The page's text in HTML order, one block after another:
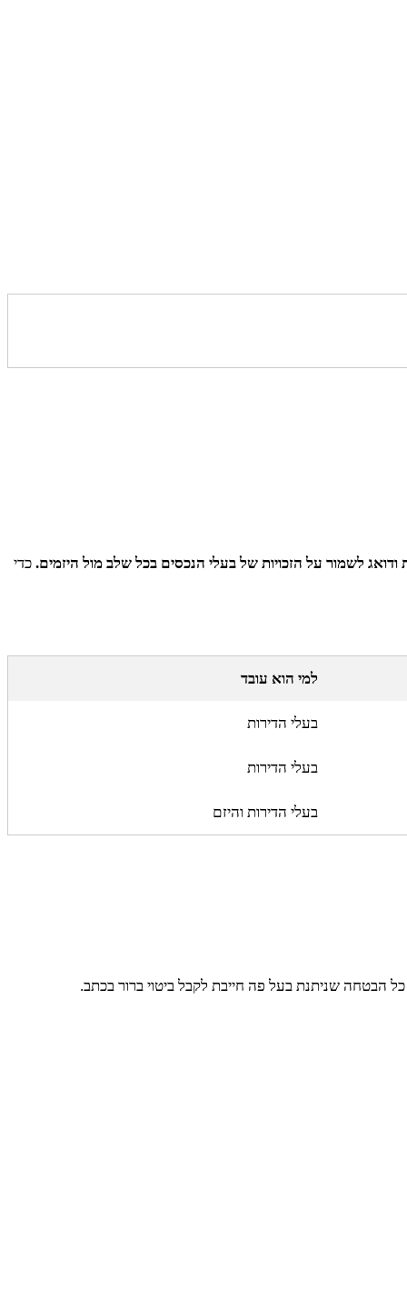
לשמור על הזכויות של בעלי הנכסים בכל שלב מול היזמים. כדי
למי הוא עובד
בעלי הדירות
בעלי הדירות
בעלי הדירות והיזם
שניתנת בעל פה חייבת לקבל ביטוי ברור בכתב.